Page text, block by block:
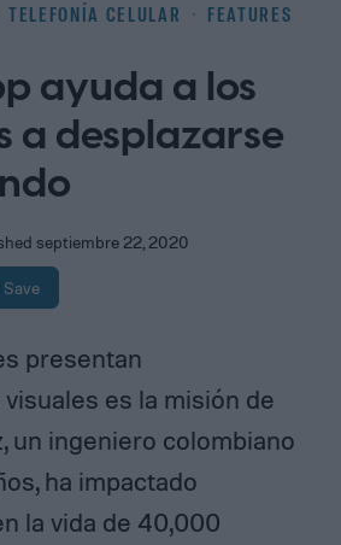
TELEFONÍA CELULAR FEATURES
ayuda a los
a desplazarse
septiembre 22, 2020
Save
presentan
es la misión de
un ingeniero colombiano
ha impactado
la vida de 40,000